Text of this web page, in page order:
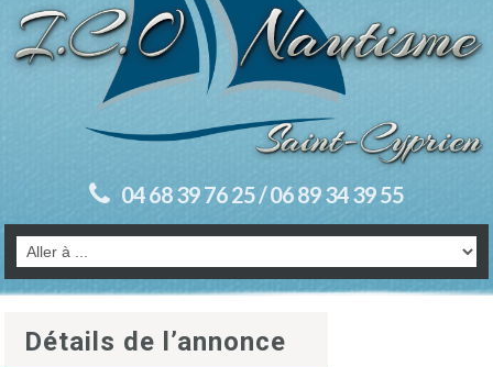
04 68 39 76 25 / 06 89 34 39 55
Détails de l’annonce